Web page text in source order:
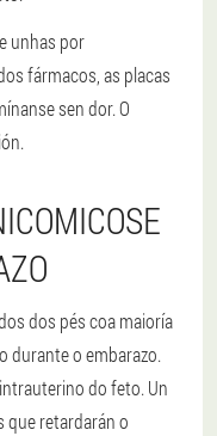
unhas por
fármacos, as placas
sen dor. O
dos pés coa maioría
durante o embarazo.
do feto. Un
que retardarán o